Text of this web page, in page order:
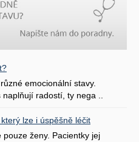
emocionální stavy.
radostí, ty nega ..
lze i úspěšně léčit
ženy. Pacientky jej